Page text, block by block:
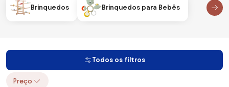
Brinquedos Brinquedos para Bebês
Todos os filtros
Preço